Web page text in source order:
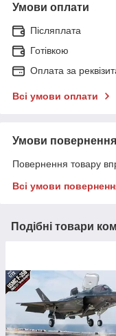
Умови оплати
Післяплата
Готівкою
Оплата за
Всі умови оплати
Умови повернення
Повернення товару
Всі умови
Подібні товари